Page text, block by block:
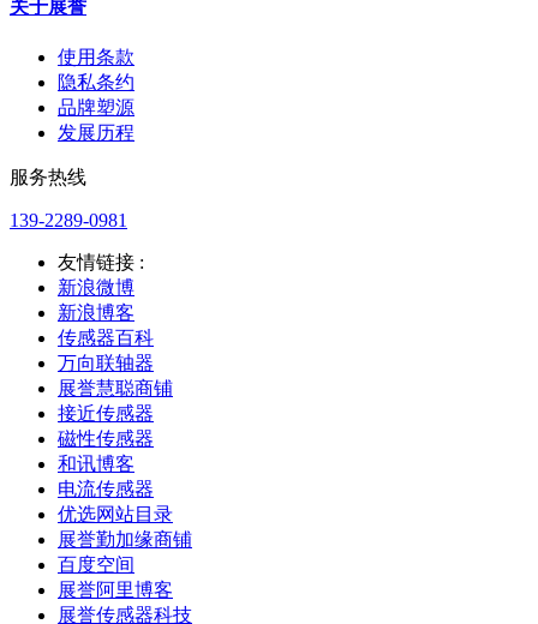
关于展誉
使用条款
隐私条约
品牌塑源
发展历程
服务热线
139-2289-0981
友情链接 :
新浪微博
新浪博客
传感器百科
万向联轴器
展誉慧聪商铺
接近传感器
磁性传感器
和讯博客
电流传感器
优选网站目录
展誉勤加缘商铺
百度空间
展誉阿里博客
展誉传感器科技